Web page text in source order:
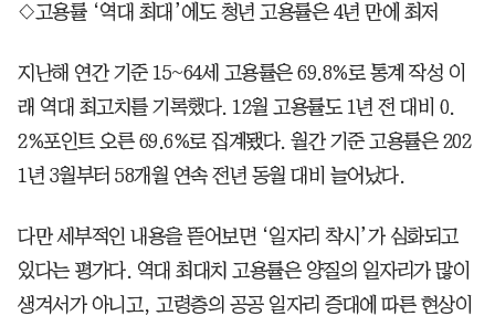
◇고용률 ‘역대 최대’에도 청년 고용률은 4년 만에 최저
지난해 연간 기준 15~64세 고용률은 69.8%로 통계 작성 이
래 역대 최고치를 기록했다. 12월 고용률도 1년 전 대비 0.
2%포인트 오른 69.6%로 집계됐다. 월간 기준 고용률은 202
1년 3월부터 58개월 연속 전년 동월 대비 늘어났다.
다만 세부적인 내용을 뜯어보면 ‘일자리 착시’가 심화되고
있다는 평가다. 역대 최대치 고용률은 양질의 일자리가 많이
생겨서가 아니고, 고령층의 공공 일자리 증대에 따른 현상이